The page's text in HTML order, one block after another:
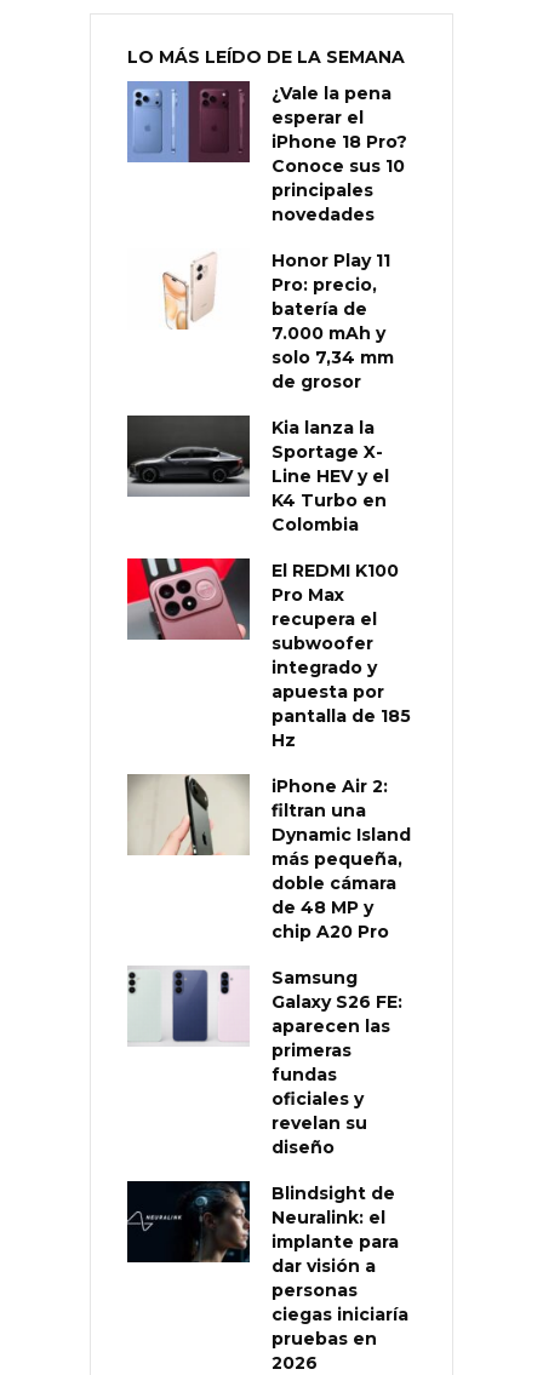
LO MÁS LEÍDO DE LA SEMANA
¿Vale la pena
esperar el
iPhone 18 Pro?
Conoce sus 10
principales
novedades
Honor Play 11
Pro: precio,
batería de
7.000 mAh y
solo 7,34 mm
de grosor
Kia lanza la
Sportage X-
Line HEV y el
K4 Turbo en
Colombia
El REDMI K100
Pro Max
recupera el
subwoofer
integrado y
apuesta por
pantalla de 185
Hz
iPhone Air 2:
filtran una
Dynamic Island
más pequeña,
doble cámara
de 48 MP y
chip A20 Pro
Samsung
Galaxy S26 FE:
aparecen las
primeras
fundas
oficiales y
revelan su
diseño
Blindsight de
Neuralink: el
implante para
dar visión a
personas
ciegas iniciaría
pruebas en
2026